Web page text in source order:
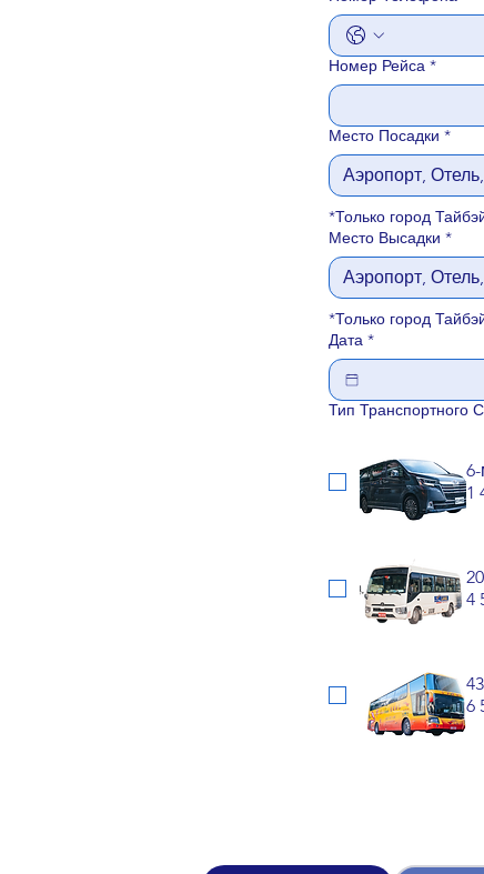
Номер Рейса *
Место Посадки *
*Только город
Место Высадки *
*Только город
Дата *
Тип Транспортного
1
4
6